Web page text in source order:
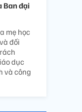
Ban đại
mẹ học
đối
dục
và công